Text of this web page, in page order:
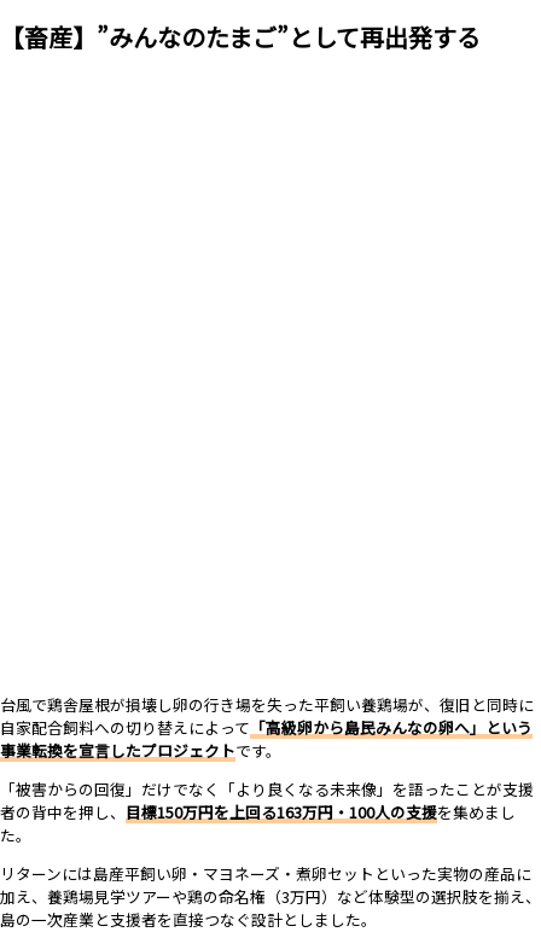
【畜産】”みんなのたまご”として再出発する
台風で鶏舎屋根が損壊し卵の行き場を失った平飼い養鶏場が、復旧と同時に
自家配合飼料への切り替えによって 「高級卵から島民みんなの卵へ」という
事業転換を宣言したプロジェクトです。
「被害からの回復」だけでなく「より良くなる未来像」を語ったことが支援
者の背中を押し、 目標150万円を上回る163万円・100人の支援を集めまし
た。
リターンには島産平飼い卵・マヨネーズ・煮卵セットといった実物の産品に
加え、養鶏場見学ツアーや鶏の命名権（3万円）など体験型の選択肢を揃え、
島の一次産業と支援者を直接つなぐ設計としました。